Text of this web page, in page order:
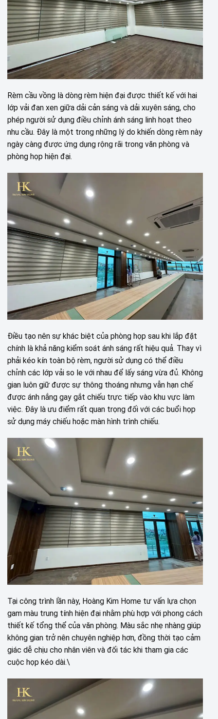
Rèm cầu vồng là dòng rèm hiện đại được thiết kế với hai
lớp vải đan xen giữa dải cản sáng và dải xuyên sáng, cho
phép người sử dụng điều chỉnh ánh sáng linh hoạt theo
nhu cầu. Đây là một trong những lý do khiến dòng rèm này
ngày càng được ứng dụng rộng rãi trong văn phòng và
phòng họp hiện đại.
Điều tạo nên sự khác biệt của phòng họp sau khi lắp đặt
chính là khả năng kiểm soát ánh sáng rất hiệu quả. Thay vì
phải kéo kín toàn bộ rèm, người sử dụng có thể điều
chỉnh các lớp vải so le với nhau để lấy sáng vừa đủ. Không
gian luôn giữ được sự thông thoáng nhưng vẫn hạn chế
được ánh nắng gay gắt chiếu trực tiếp vào khu vực làm
việc. Đây là ưu điểm rất quan trọng đối với các buổi họp
sử dụng máy chiếu hoặc màn hình trình chiếu.
Tại công trình lần này, Hoàng Kim Home tư vấn lựa chọn
gam màu trung tính hiện đại nhằm phù hợp với phong cách
thiết kế tổng thể của văn phòng. Màu sắc nhẹ nhàng giúp
không gian trở nên chuyên nghiệp hơn, đồng thời tạo cảm
giác dễ chịu cho nhân viên và đối tác khi tham gia các
cuộc họp kéo dài.\